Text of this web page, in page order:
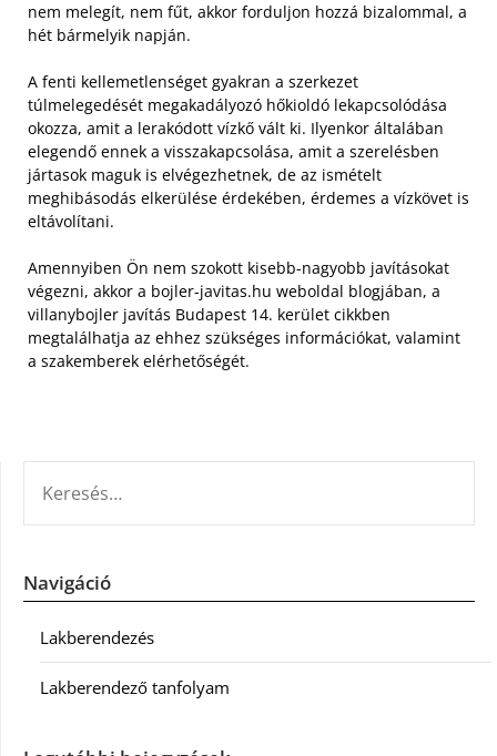
nem melegít, nem fűt, akkor forduljon hozzá bizalommal, a
hét bármelyik napján.
A fenti kellemetlenséget gyakran a szerkezet
túlmelegedését megakadályozó hőkioldó lekapcsolódása
okozza, amit a lerakódott vízkő vált ki. Ilyenkor általában
elegendő ennek a visszakapcsolása, amit a szerelésben
jártasok maguk is elvégezhetnek, de az ismételt
meghibásodás elkerülése érdekében, érdemes a vízkövet is
eltávolítani.
Amennyiben Ön nem szokott kisebb-nagyobb javításokat
végezni, akkor a bojler-javitas.hu weboldal blogjában, a
villanybojler javítás Budapest 14. kerület cikkben
megtalálhatja az ehhez szükséges információkat, valamint
a szakemberek elérhetőségét.
Navigáció
Lakberendezés
Lakberendező tanfolyam